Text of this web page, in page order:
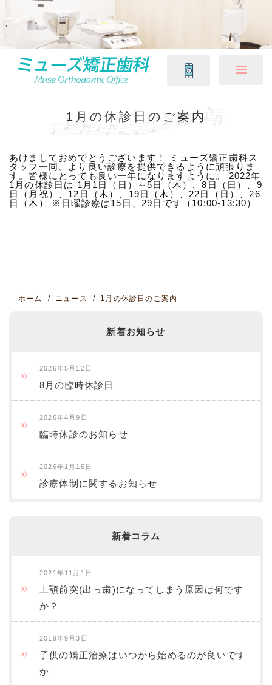
1月の休診日のご案内
あけましておめでとうございます！ ミューズ矯正歯科ス
タッフ一同、より良い診療を提供できるように頑張りま
す。皆様にとっても良い一年になりますように。 2022年
1月の休診日は 1月1日（日）～5日（木）、8日（日）、9
日（月祝）、12日（木）、19日（木）、22日（日）、26
日（木） ※日曜診療は15日、29日です（10:00-13:30）
ホーム ニュース 1月の休診日のご案内
新着お知らせ
2026年5月12日
8月の臨時休診日
2026年4月9日
臨時休診のお知らせ
2026年1月16日
診療体制に関するお知らせ
新着コラム
2021年11月1日
上顎前突(出っ歯)になってしまう原因は何です
か？
2019年9月3日
子供の矯正治療はいつから始めるのが良いです
か